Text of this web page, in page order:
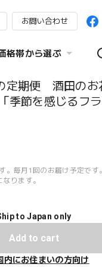
お問い合わせ
格帯から選ぶ
定期便 酒田のお
季節を感じるフ
。毎月1回のお届け予定です。
ります。
to Japan only
Add to cart
内にお住まいの方向け